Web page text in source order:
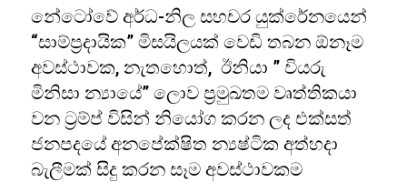
නේටෝවේ අර්ධ-නිල සහචර යුක්රේනයෙන්
“සාම්ප්‍රදායික” මිසයිලයක් වෙඩි තබන ඕනෑම
අවස්ථාවක, නැතහොත්, ඊනියා ” වියරු
මිනිසා න්‍යායේ” ලොව ප්‍රමුඛතම වෘත්තිකයා
වන ට්‍රම්ප් විසින් නියෝග කරන ලද එක්සත්
ජනපදයේ අනපේක්ෂිත න්‍යෂ්ටික අත්හදා
බැලීමක් සිදු කරන සෑම අවස්ථාවකම